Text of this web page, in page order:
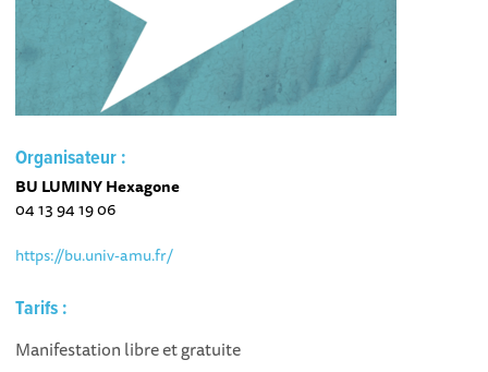
Organisateur :
BU LUMINY Hexagone
04 13 94 19 06
https://bu.univ-amu.fr/
Tarifs :
Manifestation libre et gratuite